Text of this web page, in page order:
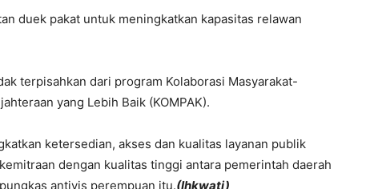
duek pakat untuk meningkatkan kapasitas relawan
terpisahkan dari program Kolaborasi Masyarakat-
yang Lebih Baik (KOMPAK).
ketersedian, akses dan kualitas layanan publik
dengan kualitas tinggi antara pemerintah daerah
antivis perempuan itu.(Ihkwati)